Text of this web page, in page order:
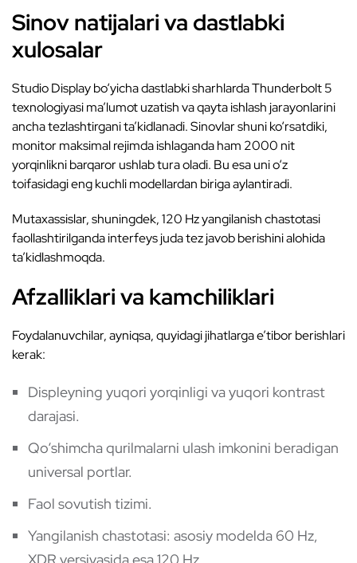
Sinov natijalari va dastlabki
xulosalar
Studio Display bo‘yicha dastlabki sharhlarda Thunderbolt 5
texnologiyasi ma’lumot uzatish va qayta ishlash jarayonlarini
ancha tezlashtirgani ta’kidlanadi. Sinovlar shuni ko‘rsatdiki,
monitor maksimal rejimda ishlaganda ham 2000 nit
yorqinlikni barqaror ushlab tura oladi. Bu esa uni o‘z
toifasidagi eng kuchli modellardan biriga aylantiradi.
Mutaxassislar, shuningdek, 120 Hz yangilanish chastotasi
faollashtirilganda interfeys juda tez javob berishini alohida
ta’kidlashmoqda.
Afzalliklari va kamchiliklari
Foydalanuvchilar, ayniqsa, quyidagi jihatlarga e’tibor berishlari
kerak:
Displeyning yuqori yorqinligi va yuqori kontrast
darajasi.
Qo‘shimcha qurilmalarni ulash imkonini beradigan
universal portlar.
Faol sovutish tizimi.
Yangilanish chastotasi: asosiy modelda 60 Hz,